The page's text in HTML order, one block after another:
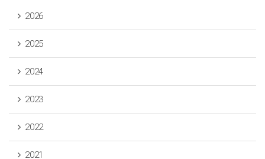
2026
2025
2024
2023
2022
2021